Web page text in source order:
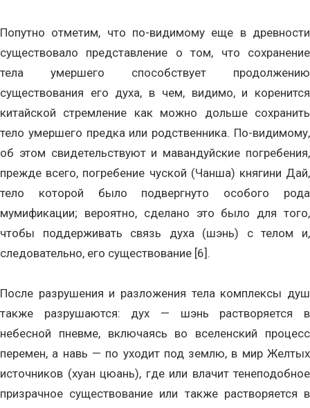
Попутно отметим, что по-видимому еще в древности
существовало представление о том, что сохранение
тела умершего способствует продолжению
существования его духа, в чем, видимо, и коренится
китайской стремление как можно дольше сохранить
тело умершего предка или родственника. По-видимому,
об этом свидетельствуют и мавандуйские погребения,
прежде всего, погребение чуской (Чанша) княгини Дай,
тело которой было подвергнуто особого рода
мумификации; вероятно, сделано это было для того,
чтобы поддерживать связь духа (шэнь) с телом и,
следовательно, его существование [6].
После разрушения и разложения тела комплексы душ
также разрушаются: дух — шэнь растворяется в
небесной пневме, включаясь во вселенский процесс
перемен, а навь — по уходит под землю, в мир Желтых
источников (хуан цюань), где или влачит тенеподобное
призрачное существование или также растворяется в